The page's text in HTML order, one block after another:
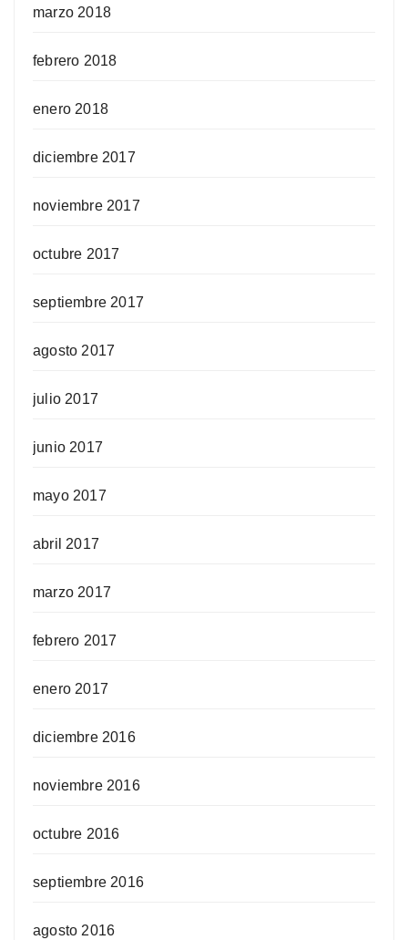
marzo 2018
febrero 2018
enero 2018
diciembre 2017
noviembre 2017
octubre 2017
septiembre 2017
agosto 2017
julio 2017
junio 2017
mayo 2017
abril 2017
marzo 2017
febrero 2017
enero 2017
diciembre 2016
noviembre 2016
octubre 2016
septiembre 2016
agosto 2016